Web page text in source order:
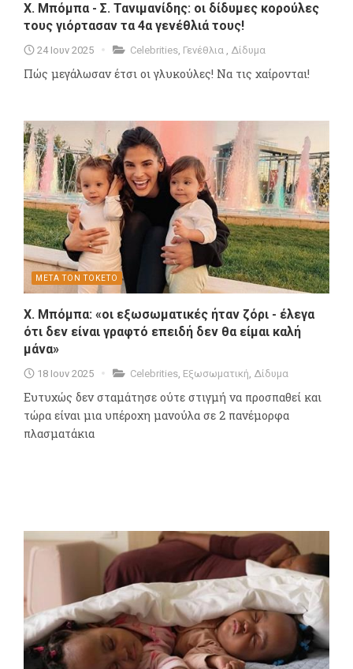
Χ. Μπόμπα - Σ. Τανιμανίδης: οι δίδυμες κορούλες
τους γιόρτασαν τα 4α γενέθλιά τους!
24 Ιουν 2025 Celebrities, Γενέθλια , Δίδυμα
Πώς μεγάλωσαν έτσι οι γλυκούλες! Να τις χαίρονται!
ΜΕΤΑ ΤΟΝ ΤΟΚΕΤΟ
Χ. Μπόμπα: «οι εξωσωματικές ήταν ζόρι - έλεγα
ότι δεν είναι γραφτό επειδή δεν θα είμαι καλή
μάνα»
18 Ιουν 2025 Celebrities Εξωσωματική Δίδυμα
Ευτυχώς δεν σταμάτησε ούτε στιγμή να προσπαθεί και
τώρα είναι μια υπέροχη μανούλα σε 2 πανέμορφα
πλασματάκια